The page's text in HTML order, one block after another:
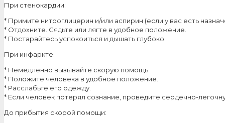
При стенокардии:
* Примите нитроглицерин и/или аспирин (если у вас есть
* Отдохните. Сядьте или лягте в удобное положение.
* Постарайтесь успокоиться и дышать глубоко.
При инфаркте:
* Немедленно вызывайте скорую помощь.
* Положите человека в удобное положение.
* Расслабьте его одежду.
* Если человек потерял сознание, проведите сердечно-
До прибытия скорой помощи: